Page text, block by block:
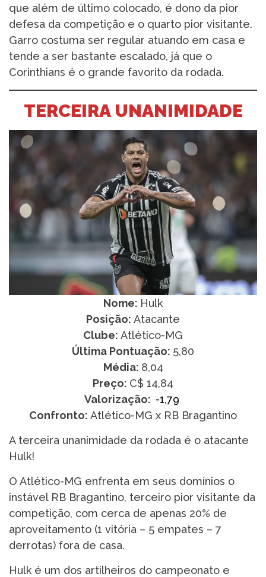
que além de último colocado, é dono da pior
defesa da competição e o quarto pior visitante.
Garro costuma ser regular atuando em casa e
tende a ser bastante escalado, já que o
Corinthians é o grande favorito da rodada.
TERCEIRA UNANIMIDADE
Nome: Hulk
Posição: Atacante
Clube: Atlético-MG
Última Pontuação: 5,80
Média: 8,04
Preço: C$ 14,84
Valorização: -1,79
Confronto: Atlético-MG x RB Bragantino
A terceira unanimidade da rodada é o atacante
Hulk!
O Atlético-MG enfrenta em seus domínios o
instável RB Bragantino, terceiro pior visitante da
competição, com cerca de apenas 20% de
aproveitamento (1 vitória – 5 empates – 7
derrotas) fora de casa.
Hulk é um dos artilheiros do campeonato e